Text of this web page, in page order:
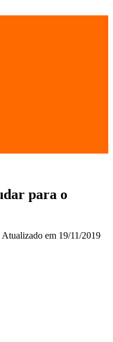
para o
Atualizado em 19/11/2019